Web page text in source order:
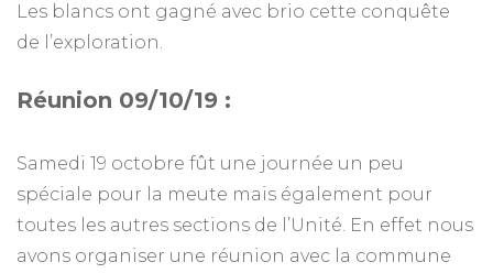
Les blancs ont gagné avec brio cette conquête
de l’exploration.
Réunion 09/10/19 :
Samedi 19 octobre fût une journée un peu
spéciale pour la meute mais également pour
toutes les autres sections de l’Unité. En effet nous
avons organiser une réunion avec la commune